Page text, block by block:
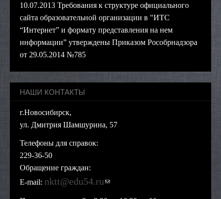
10.07.2013 Требования к структуре официального
сайта образовательной организации в "ИТС
“Интернет” и формату представления на нем
информации” утверждены Приказом Рособрнадзора
от 29.05.2014 №785
НАШИ КОНТАКТЫ
г.Новосибирск,
ул. Дмитрия Шамшурина, 57
Телефоны для справок:
229-36-50
Обращение граждан:
E-mail: nktt@edu54.ru(ссылка для отправки
email)